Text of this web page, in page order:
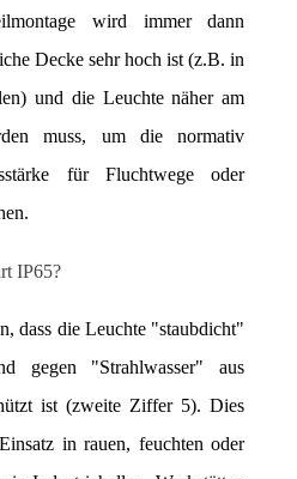
wird immer dann
Decke sehr hoch ist (z.B. in
und die Leuchte näher am
muss, um die normativ
für Fluchtwege oder
IP65?
dass die Leuchte "staubdicht"
gegen "Strahlwasser" aus
ist (zweite Ziffer 5). Dies
in rauen, feuchten oder